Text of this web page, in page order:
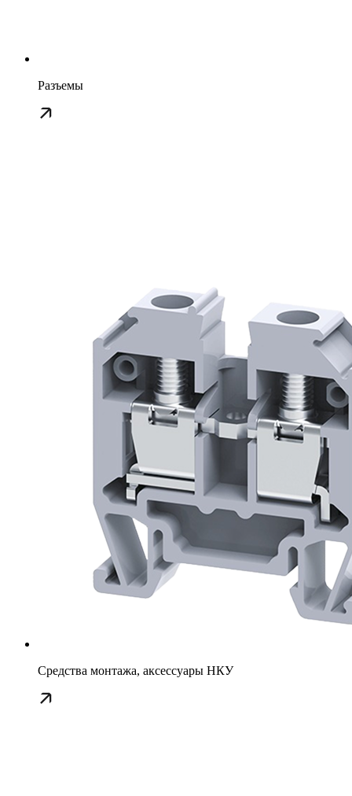
Разъемы
Средства монтажа, аксессуары НКУ